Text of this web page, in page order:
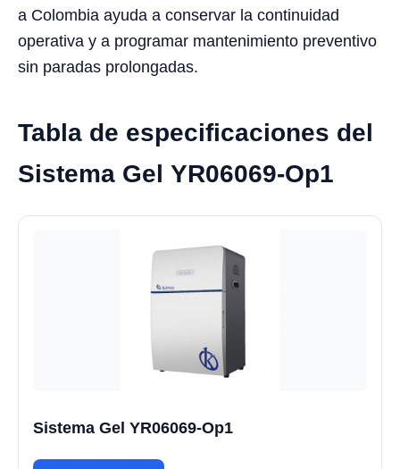
a Colombia ayuda a conservar la continuidad
operativa y a programar mantenimiento preventivo
sin paradas prolongadas.
Tabla de especificaciones del
Sistema Gel YR06069-Op1
Sistema Gel YR06069-Op1